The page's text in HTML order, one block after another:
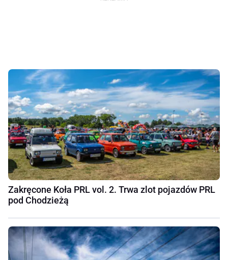
Zakręcone Koła PRL vol. 2. Trwa zlot pojazdów PRL
pod Chodzieżą